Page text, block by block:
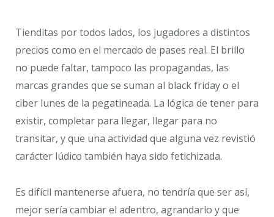
Tienditas por todos lados, los jugadores a distintos
precios como en el mercado de pases real. El brillo
no puede faltar, tampoco las propagandas, las
marcas grandes que se suman al black friday o el
ciber lunes de la pegatineada. La lógica de tener para
existir, completar para llegar, llegar para no
transitar, y que una actividad que alguna vez revistió
carácter lúdico también haya sido fetichizada.
Es difícil mantenerse afuera, no tendría que ser así,
mejor sería cambiar el adentro, agrandarlo y que